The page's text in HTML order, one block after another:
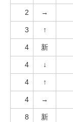
2 →
3 ↑
4 新
4 ↓
4 ↑
4 →
8 新